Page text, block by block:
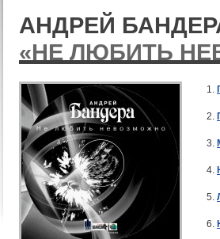
АНДРЕЙ
«НЕ ЛЮБИТЬ